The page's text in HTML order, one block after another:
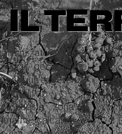
da una
geologici e
un'eccellenza
d’oliva.
questa zona è
calcaree e
IL